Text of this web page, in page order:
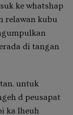
ke whatshap
relawan kubu
di tangan
untuk
d peusapat
ka lheuh